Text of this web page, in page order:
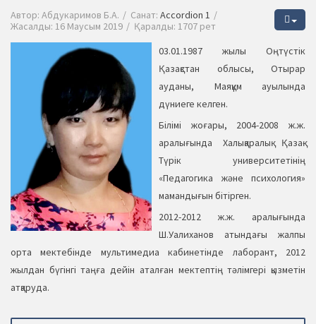
Автор: Абдукаримов Б.А. Санат: Accordion 1
Жасалды: 16 Маусым 2019
Қаралды: 1707 рет
03.01.1987 жылы Оңтүстік
Қазақстан облысы, Отырар
ауданы, Маяқұм ауылында
дүниеге келген.
Білімі жоғары, 2004-2008 ж.ж.
аралығында Халықаралық Қазақ-
Түрік университетінің
«Педагогика және психология»
мамандығын бітірген.
2012-2012 ж.ж. аралығында
Ш.Уалиханов атындағы жалпы
орта мектебінде мультимедиа кабинетінде лаборант, 2012
жылдан бүгінгі таңға дейін аталған мектептің тәлімгері қызметін
атқаруда.